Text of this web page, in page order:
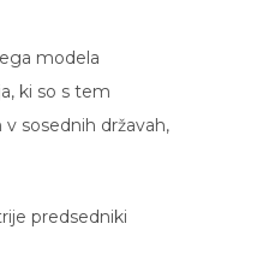
modela
ki so s tem
sosednih državah,
predsedniki